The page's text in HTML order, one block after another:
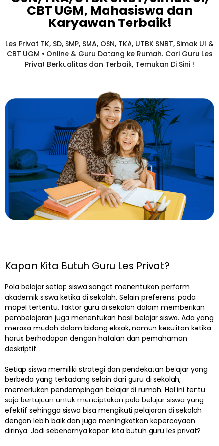
CBT UGM, Mahasiswa dan
Karyawan Terbaik!​
Les Privat TK, SD, SMP, SMA, OSN, TKA, UTBK SNBT, Simak UI &
CBT UGM • Online & Guru Datang ke Rumah. Cari Guru Les
Privat Berkualitas dan Terbaik, Temukan Di Sini !
Kapan Kita Butuh Guru Les Privat?
Pola belajar setiap siswa sangat menentukan perform
akademik siswa ketika di sekolah. Selain preferensi pada
mapel tertentu, faktor guru di sekolah dalam memberikan
pembelajaran juga menentukan hasil belajar siswa. Ada yang
merasa mudah dalam bidang eksak, namun kesulitan ketika
harus berhadapan dengan hafalan dan pemahaman
deskriptif.
Setiap siswa memiliki strategi dan pendekatan belajar yang
berbeda yang terkadang selain dari guru di sekolah,
memerlukan pendampingan belajar di rumah. Hal ini tentu
saja bertujuan untuk menciptakan pola belajar siswa yang
efektif sehingga siswa bisa mengikuti pelajaran di sekolah
dengan lebih baik dan juga meningkatkan kepercayaan
dirinya. Jadi sebenarnya kapan kita butuh guru les privat?